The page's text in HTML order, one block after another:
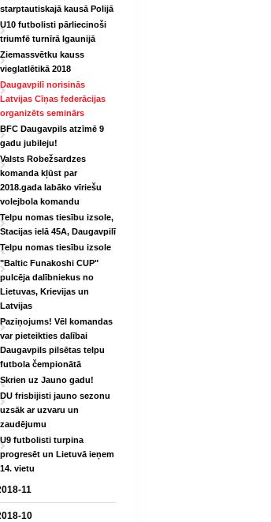
starptautiskajā kausā Polijā
U10 futbolisti pārliecinoši
triumfē turnīrā Igaunijā
Ziemassvētku kauss
vieglatlētikā 2018
Daugavpilī norisinās
Latvijas Cīņas federācijas
organizēts seminārs
BFC Daugavpils atzīmē 9
gadu jubileju!
Valsts Robežsardzes
komanda kļūst par
2018.gada labāko vīriešu
volejbola komandu
Telpu nomas tiesību izsole,
Stacijas ielā 45A, Daugavpilī
Telpu nomas tiesību izsole
"Baltic Funakoshi CUP"
pulcēja dalībniekus no
Lietuvas, Krievijas un
Latvijas
Paziņojums! Vēl komandas
var pieteikties dalībai
Daugavpils pilsētas telpu
futbola čempionātā
Skrien uz Jauno gadu!
DU frisbijisti jauno sezonu
uzsāk ar uzvaru un
zaudējumu
U9 futbolisti turpina
progresēt un Lietuvā ieņem
14. vietu
11
10